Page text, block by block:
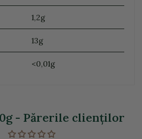
1,2g
13g
<0,01g
- Părerile clienţilor